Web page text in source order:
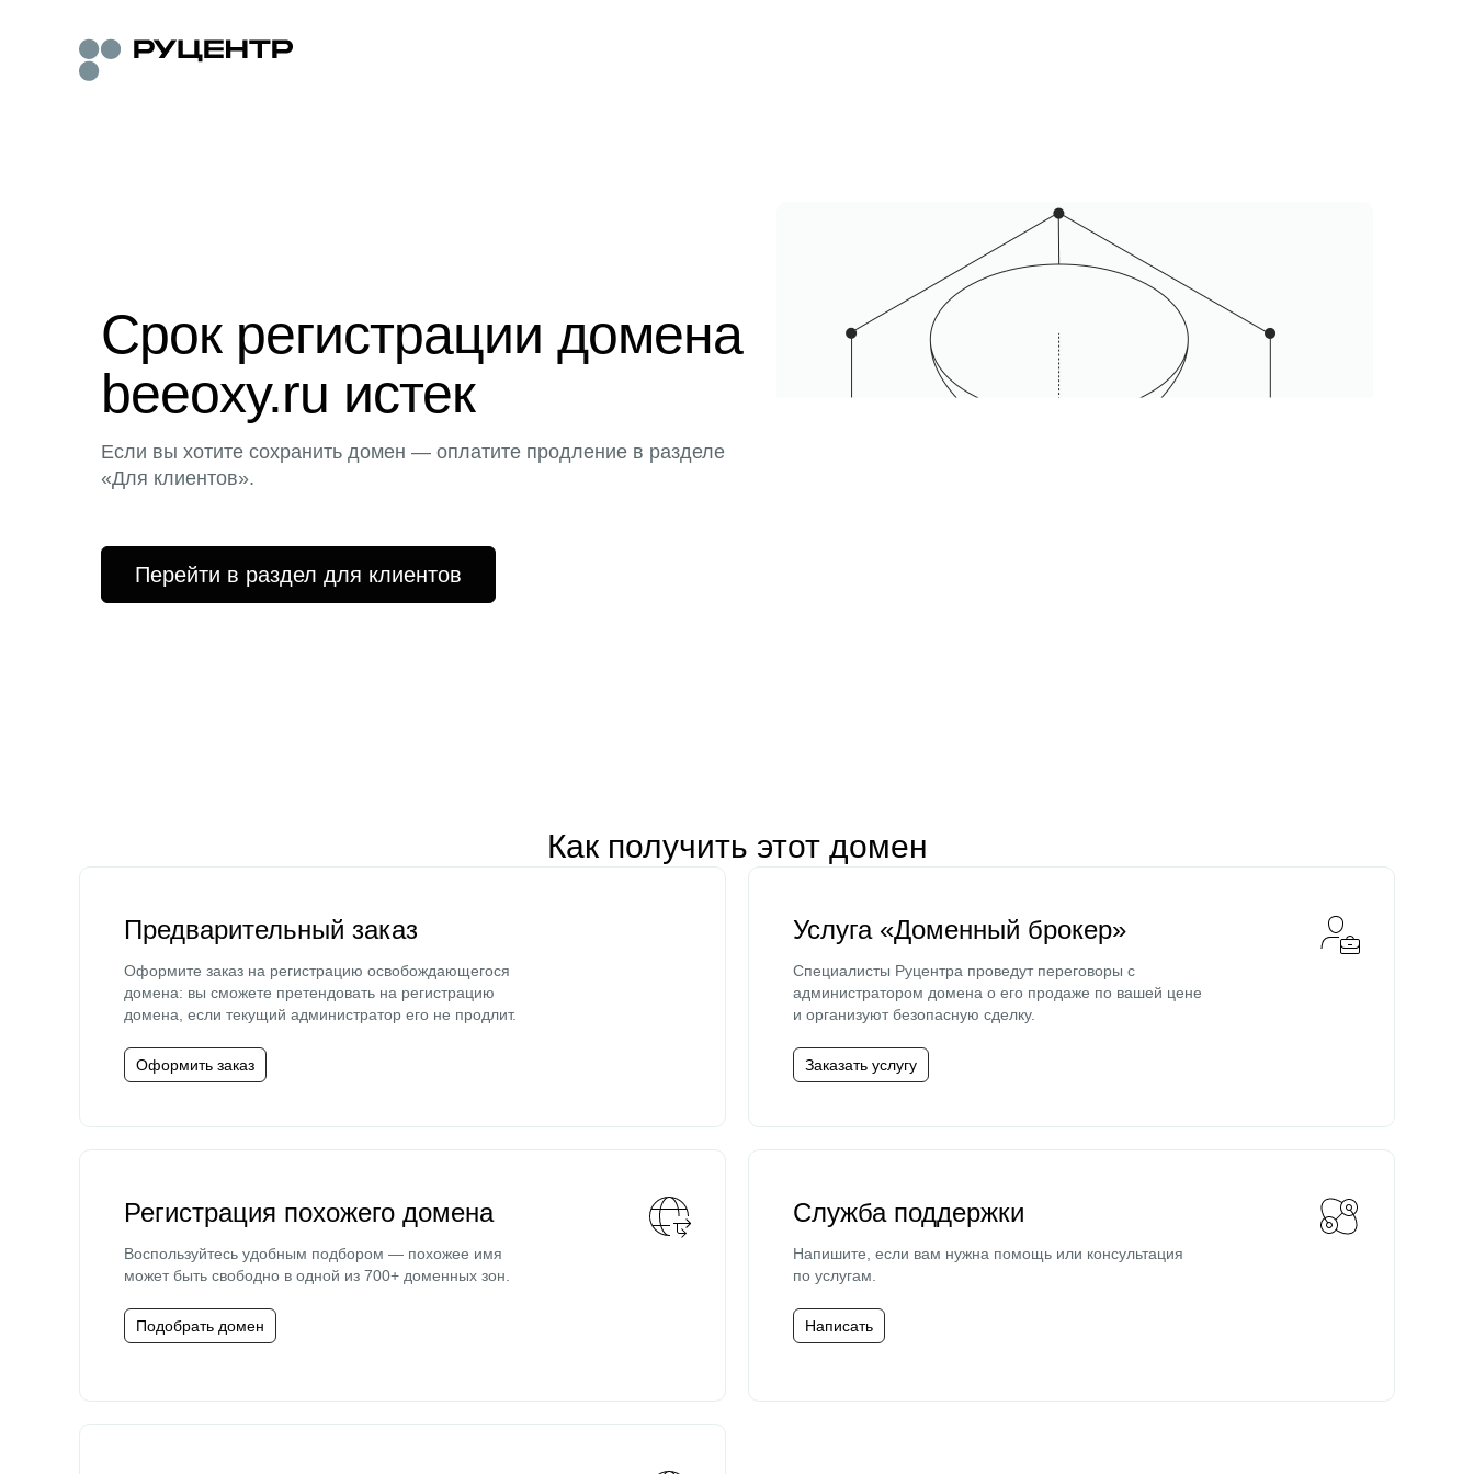
Срок регистрации домена
beeoxy.ru истек
Если вы хотите сохранить домен — оплатите продление в разделе
«Для клиентов».
Перейти в раздел для клиентов
Как получить этот домен
Предварительный заказ
Оформите заказ на регистрацию освобождающегося
домена: вы сможете претендовать на регистрацию
домена, если текущий администратор его не продлит.
Оформить заказ
Услуга «Доменный брокер»
Специалисты Руцентра проведут переговоры с
администратором домена о его продаже по вашей цене
и организуют безопасную сделку.
Заказать услугу
Регистрация похожего домена
Воспользуйтесь удобным подбором — похожее имя
может быть свободно в одной из 700+ доменных зон.
Подобрать домен
Служба поддержки
Напишите, если вам нужна помощь или консультация
по услугам.
Написать